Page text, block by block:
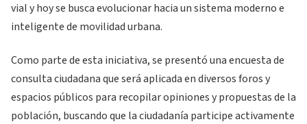
vial y hoy se busca evolucionar hacia un sistema moderno e
inteligente de movilidad urbana.
Como parte de esta iniciativa, se presentó una encuesta de
consulta ciudadana que será aplicada en diversos foros y
espacios públicos para recopilar opiniones y propuestas de la
población, buscando que la ciudadanía participe activamente